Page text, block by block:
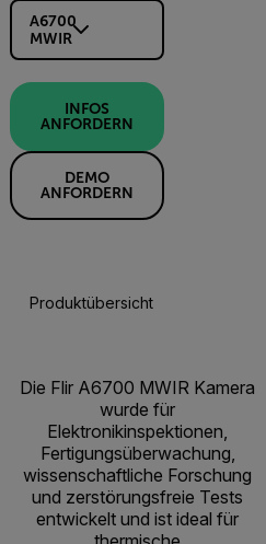
A6700
MWIR
INFOS
ANFORDERN
DEMO
ANFORDERN
Produktübersicht
Die Flir A6700 MWIR Kamera
wurde für
Elektronikinspektionen,
Fertigungsüberwachung,
wissenschaftliche Forschung
und zerstörungsfreie Tests
entwickelt und ist ideal für